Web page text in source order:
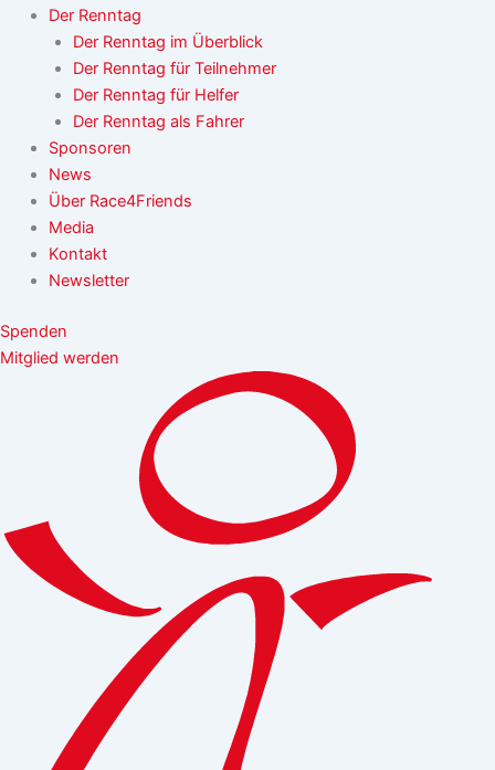
Der Renntag
Der Renntag im Überblick
Der Renntag für Teilnehmer
Der Renntag für Helfer
Der Renntag als Fahrer
Sponsoren
News
Über Race4Friends
Media
Kontakt
Newsletter
Spenden
Mitglied werden